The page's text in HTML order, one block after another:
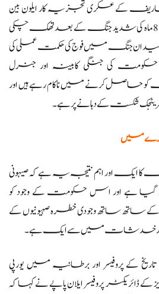
کے عسکری تجزیہ کار ایلون بین
ڈیوڈ نے کہا ہے کہ صہیونی فوج 8 ماہ کی شدید جنگ کے بعد تھک چکی
میدان جنگ میں فوج کی حکمت عملی کی
حکومت کی جنگی کابینہ اور جنرل
کرنے میں ناکام رہے ہیں اور
شکست کے دہانے پر ہے۔
میں
کا ایک اور اہم نتیجہ یہ ہے کہ صیہونی
گیا ہے اور اس حکومت کے وجود کو
ساتھ وجودی خطرہ صہیونیوں کے
خدشات میں سے ایک ہے۔
کے پروفیسر اور برطانیہ میں یورپی
ڈائریکٹر پروفیسر ایلان پاپے نے کہا کہ